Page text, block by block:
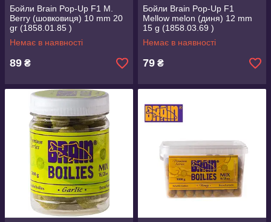
Бойли Brain Pop-Up F1 M.
Berry (шовковиця) 10 mm 20
gr (1858.01.85 )
Немає в наявності
89 ₴
Бойли Brain Pop-Up F1
Mellow melon (диня) 12 mm
15 g (1858.03.69 )
Немає в наявності
79 ₴